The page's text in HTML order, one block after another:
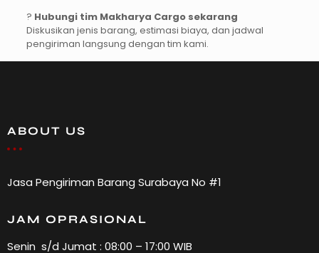
? Hubungi tim Makharya Cargo sekarang
Diskusikan jenis barang, estimasi biaya, dan jadwal
pengiriman langsung dengan tim kami.
ABOUT US
Jasa Pengiriman Barang Surabaya No #1
JAM OPRASIONAL
Senin s/d Jumat : 08:00 – 17:00 WIB